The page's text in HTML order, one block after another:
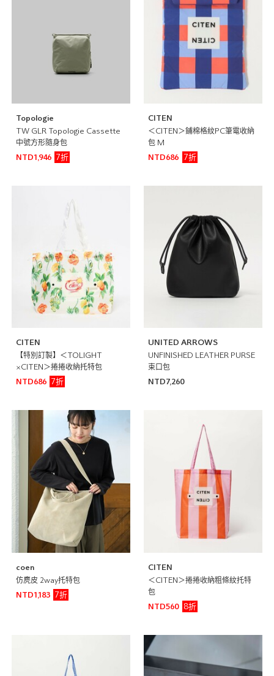
Topologie
TW GLR Topologie Cassette
中號方形隨身包
NTD1,946
7折
CITEN
＜CITEN＞鋪棉格紋PC筆電收納
包 M
NTD686
7折
CITEN
【特別訂製】＜TOLIGHT
×CITEN＞捲捲收納托特包
NTD686
7折
UNITED ARROWS
UNFINISHED LEATHER PURSE
束口包
NTD7,260
coen
仿麂皮 2way托特包
NTD1,183
7折
CITEN
＜CITEN＞捲捲收納粗條紋托特
包
NTD560
8折